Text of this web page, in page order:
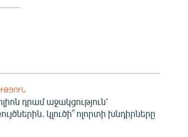
դրամ աջակցություն՝
կլուծի՞ ոլորտի խնդիրները